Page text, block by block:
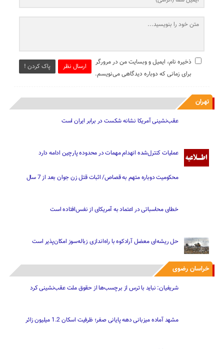
ارسال نظر پاک کردن !
ذخیره نام، ایمیل و وبسایت من در مرورگر
برای زمانی که دوباره دیدگاهی می‌نویسم.
تهران
عقب‌نشینی آمریکا نشانه شکست در برابر ایران است
عملیات کنترل‌شده انهدام مهمات در محدوده پارچین ادامه دارد
محکومیت دوباره متهم به قصاص/ اثبات قتل زن جوان بعد از 7 سال
خطای محاسباتی در اعتماد به آمریکای از نفس‌افتاده است
حل ریشه‌ای معضل آرادکوه با راه‌اندازی زباله‌سوز امکان‌پذیر است
خراسان رضوی
شریفیان: نباید با ترس از برچسب‌ها از حقوق ملت عقب‌نشینی کرد